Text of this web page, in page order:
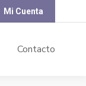
Mi Cuenta
Contacto